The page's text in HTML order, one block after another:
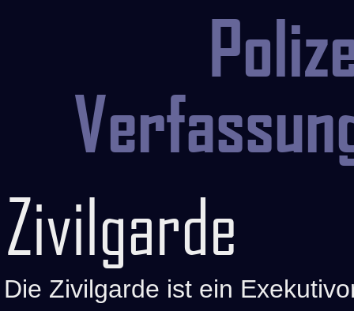
Zivilgarde
Die Zivilgarde ist ein